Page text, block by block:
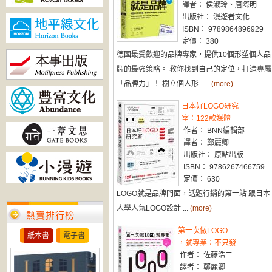
熱賣排行榜
紙本書 電子書
譯者： 侯淑玲、唐際明
出版社： 漫遊者文化
ISBN： 9789864896929
定價： 380
德國最受歡迎的品牌專家，提供10個形塑個人品
牌的最強策略。 教你找到自己的定位，打造專屬
「品牌力」！ 樹立個人形...... (more)
日本好LOGO研究
室：122款媒體
作者： BNN編輯部
譯者： 鄭麗卿
出版社： 原點出版
ISBN： 9786267466759
定價： 630
LOGO就是品牌門面，話題行銷的第一站 跟日本
人學人氣LOGO設計 ... (more)
第一次做LOGO
，就專業：不只發..
作者： 佐藤浩二
譯者： 鄭麗卿